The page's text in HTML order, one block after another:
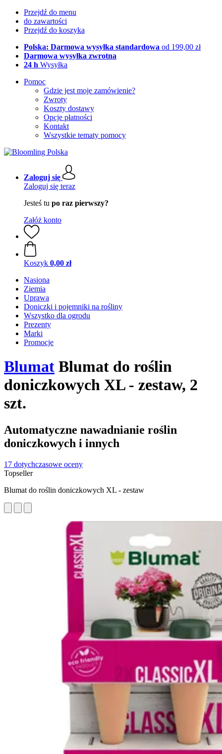
Przejdź do menu
do zawartości
Przejdź do koszyka
Polska: Darmowa wysyłka standardowa od 199,00 zł
Darmowa wysyłka zwrotna
24 h Wysyłka
Pomoc
Gdzie jest moje zamówienie?
Zwroty
Koszty dostawy
Opcje płatności
Kontakt
Wszystkie tematy pomocy
Zaloguj się
Zaloguj się teraz
Jesteś tu po raz pierwszy?
Załóż konto
Koszyk 0,00 zł
Nasiona
Ziemia
Uprawa
Doniczki i pojemniki na rośliny
Wszystko dla ogrodu
Prezenty
Marki
Promocje
Blumat Blumat do roślin
doniczkowych XL - zestaw, 2
szt.
Automatyczne nawadnianie roślin
doniczkowych i innych
17 dotychczasowe oceny
Topseller
Blumat do roślin doniczkowych XL - zestaw